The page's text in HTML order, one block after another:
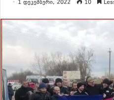
1 დეკემბერი, 2022 10